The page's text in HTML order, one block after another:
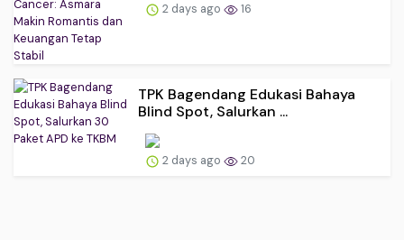
2 days ago 16
TPK Bagendang Edukasi Bahaya
Blind Spot, Salurkan ...
2 days ago 20